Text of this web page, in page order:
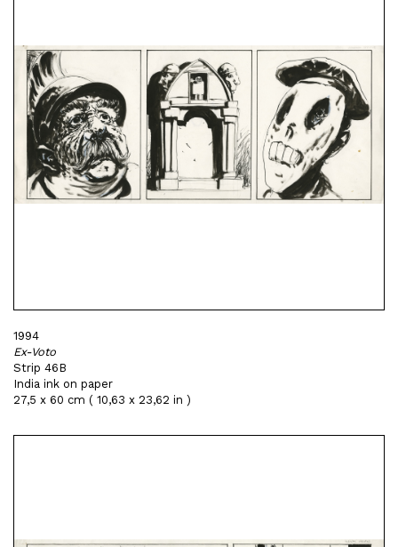
1994
Ex-Voto
Strip 46B
India ink on paper
27,5 x 60 cm ( 10,63 x 23,62 in )